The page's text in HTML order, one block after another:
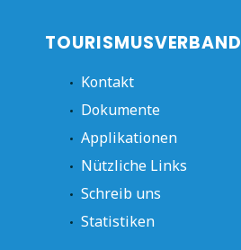
TOURISMUSVERBAND
Kontakt
Dokumente
Applikationen
Nützliche Links
Schreib uns
Statistiken